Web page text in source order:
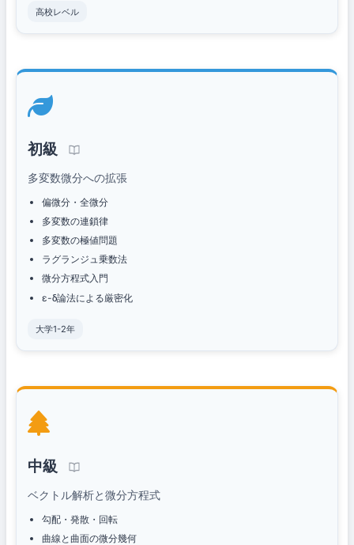
高校レベル
初級
多変数微分への拡張
偏微分・全微分
多変数の連鎖律
多変数の極値問題
ラグランジュ乗数法
微分方程式入門
ε-δ論法による厳密化
大学1-2年
中級
ベクトル解析と微分方程式
勾配・発散・回転
曲線と曲面の微分幾何